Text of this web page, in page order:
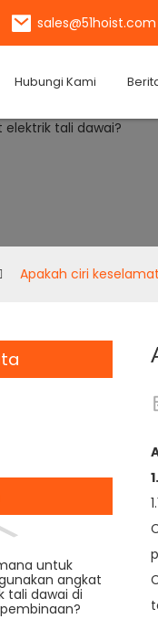
sales@51hoist.com
Hubungi Kami
Apakah ciri
untuk
angkat
tali dawai di